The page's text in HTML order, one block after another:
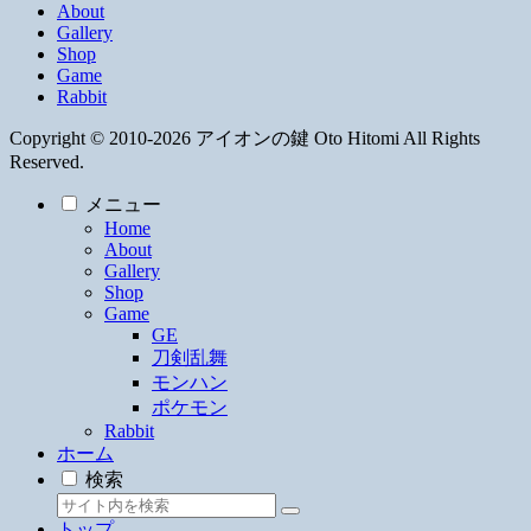
About
Gallery
Shop
Game
Rabbit
Copyright © 2010-2026 アイオンの鍵 Oto Hitomi All Rights
Reserved.
メニュー
Home
About
Gallery
Shop
Game
GE
刀剣乱舞
モンハン
ポケモン
Rabbit
ホーム
検索